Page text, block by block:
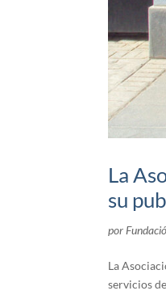
La
su
por
La
servicios